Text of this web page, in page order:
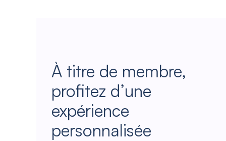
À titre de membre,
profitez d’une
expérience
personnalisée